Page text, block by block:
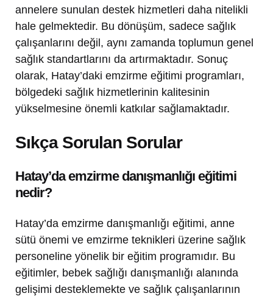
annelere sunulan destek hizmetleri daha nitelikli
hale gelmektedir. Bu dönüşüm, sadece sağlık
çalışanlarını değil, aynı zamanda toplumun genel
sağlık standartlarını da artırmaktadır. Sonuç
olarak, Hatay’daki emzirme eğitimi programları,
bölgedeki sağlık hizmetlerinin kalitesinin
yükselmesine önemli katkılar sağlamaktadır.
Sıkça Sorulan Sorular
Hatay’da emzirme danışmanlığı eğitimi
nedir?
Hatay’da emzirme danışmanlığı eğitimi, anne
sütü önemi ve emzirme teknikleri üzerine sağlık
personeline yönelik bir eğitim programıdır. Bu
eğitimler, bebek sağlığı danışmanlığı alanında
gelişimi desteklemekte ve sağlık çalışanlarının